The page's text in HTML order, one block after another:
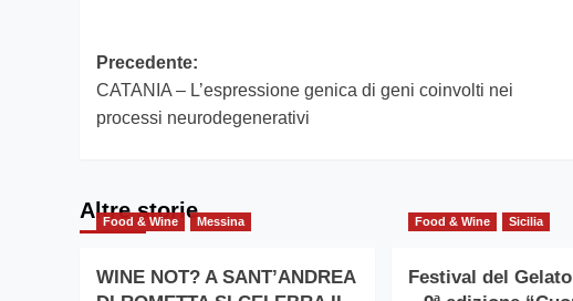
Navigazione
articolo
Precedente:
CATANIA – L’espressione genica di geni coinvolti nei
processi neurodegenerativi
Altre storie
Food & Wine Messina
WINE NOT? A SANT’ANDREA
Food & Wine Sicilia
Festival del